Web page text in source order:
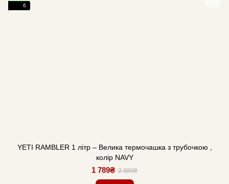
6
YETI RAMBLER 1 літр – Велика термочашка з трубочкою ,
колір NAVY
1 789₴ 2 389₴